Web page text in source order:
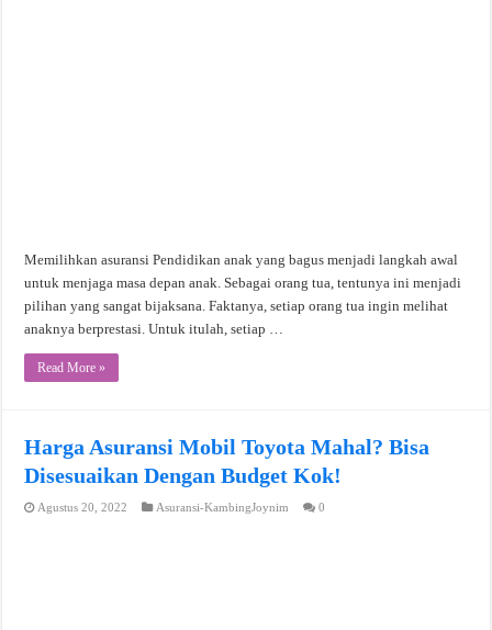
Memilihkan asuransi Pendidikan anak yang bagus menjadi langkah awal
untuk menjaga masa depan anak. Sebagai orang tua, tentunya ini menjadi
pilihan yang sangat bijaksana. Faktanya, setiap orang tua ingin melihat
anaknya berprestasi. Untuk itulah, setiap …
Read More »
Harga Asuransi Mobil Toyota Mahal? Bisa
Disesuaikan Dengan Budget Kok!
Agustus 20, 2022 Asuransi-KambingJoynim 0